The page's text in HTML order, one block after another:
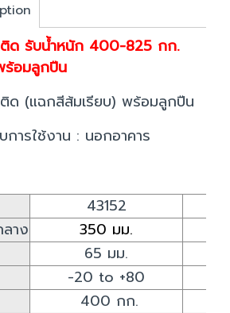
ด รับน้ำหนัก 400-825 กก.
ร้อมลูกปืน
ด (แฉกสีส้มเรียบ) พร้อมลูกปืน
การใช้งาน : นอกอาคาร
43152
าง
350 มม.
65 มม.
-20 to +80
400 กก.